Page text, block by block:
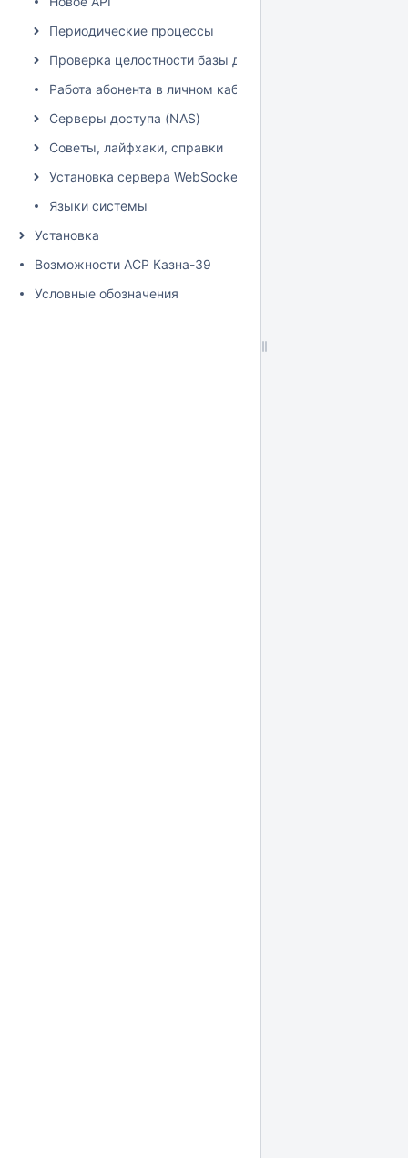
Периодические процессы
Проверка целостности базы данных
Работа абонента в личном кабинете
Серверы доступа (NAS)
Советы, лайфхаки, справки
Установка сервера WebSocket
Языки системы
Установка
Возможности АСР Казна-39
Условные обозначения